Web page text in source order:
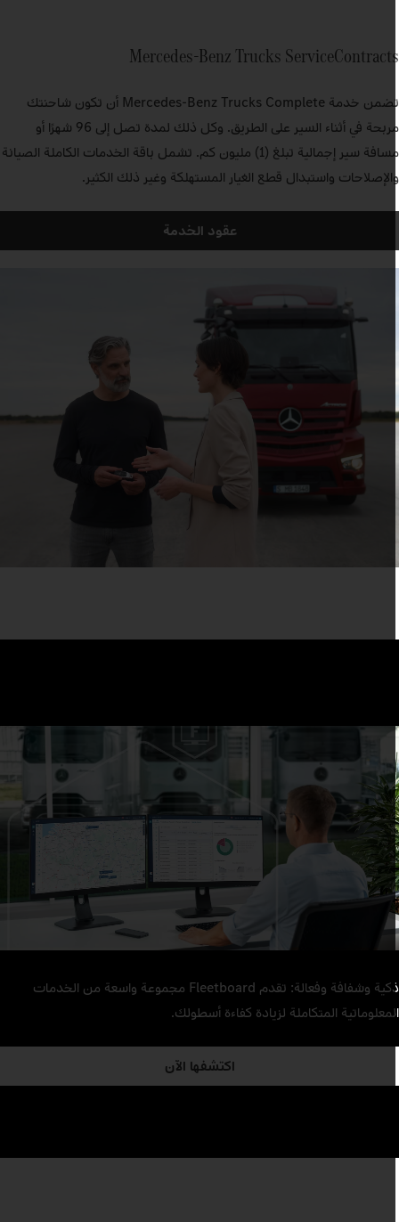
Mercedes‑Benz Trucks
تضمن خدمة Mercedes‑Benz Trucks Complete أن تكون شاحنتك
مربحة في أثناء السير على الطريق. وكل ذلك لمدة تصل إلى 96 شهرًا أو
مسافة سير إجمالية تبلغ (1) مليون كم. تشمل باقة الخدمات الكاملة الصيانة
واستبدال قطع الغيار المستهلكة وغير ذلك الكثير.
عقود الخدمة
ذكية وشفافة وفعالة: تقدم Fleetboard مجموعة واسعة من الخدمات
المتكاملة لزيادة كفاءة أسطولك.
اكتشفها الآن